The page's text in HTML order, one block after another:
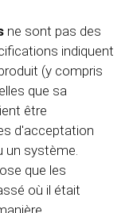
ne sont pas des
indiquent
(y compris
que sa
être
d'acceptation
un système.
que les
où il était